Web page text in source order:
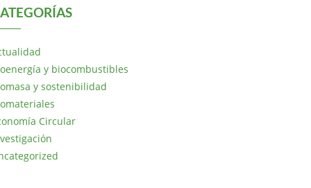
y biocombustibles
y sostenibilidad
Circular